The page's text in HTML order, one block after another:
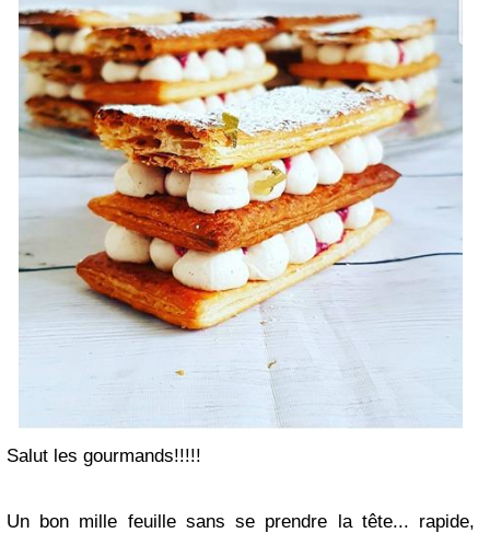
Salut les gourmands!!!!!
Un bon mille feuille sans se prendre la tête... rapide,